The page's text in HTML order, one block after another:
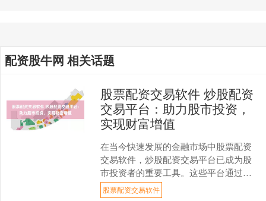
配资股牛网 相关话题
股票配资交易软件 炒股配资
交易平台：助力股市投资，
实现财富增值
在当今快速发展的金融市场中股票配资
交易软件，炒股配资交易平台已成为股
市投资者的重要工具。这些平台通过提
供杠杆资金，帮助投资者放大收益潜
力，实现财富增值。 使用股....
股票配资交易软件